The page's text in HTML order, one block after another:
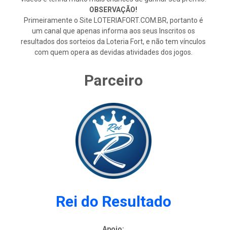
OBSERVAÇÃO!
Primeiramente o Site LOTERIAFORT.COM.BR, portanto é
um canal que apenas informa aos seus Inscritos os
resultados dos sorteios da Loteria Fort, e não tem vínculos
com quem opera as devidas atividades dos jogos.
Parceiro
Rei do Resultado